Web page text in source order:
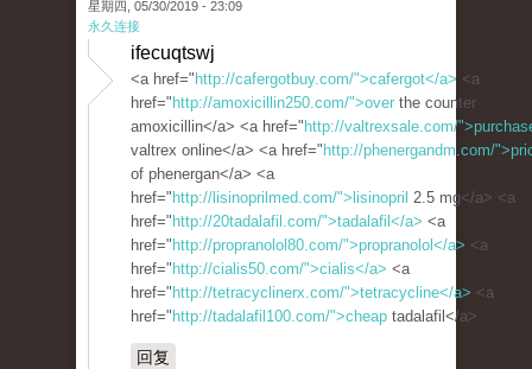
星期四, 05/30/2019 - 23:09
永久连接
ifecuqtswj
<a href=" http://cafergotbuy.com/">cafergot</a> <a
href=" http://amoxicillin250.com/">over the counter
amoxicillin</a> <a href=" http://valtrexsale.com/
valtrex online</a> <a href=" http://phenergandm.com/
of phenergan</a> <a
href=" http://lisinoprilmed.com/">lisinopril 2.5 mg</a> <a
href=" http://20tadalafil.com/">tadalafil</a> <a
href=" http://propranolol80.com/">propranolol</a> <a
href=" http://cialis50.com/">cialis</a> <a
href=" http://tetracyclinerx.com/">tetracycline</a> <a
href=" http://tadalafil100.com/">cheap tadalafil</a>
回复